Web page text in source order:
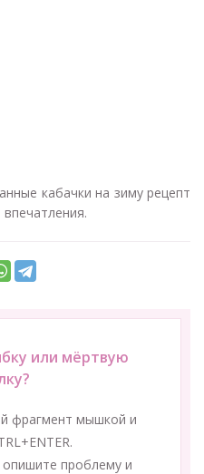
кабачки на зиму рецепт
или мёртвую
фрагмент мышкой и
проблему и